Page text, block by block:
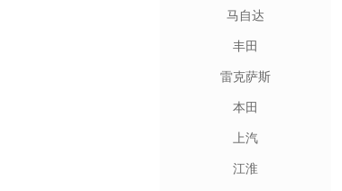
马自达
丰田
雷克萨斯
本田
上汽
江淮